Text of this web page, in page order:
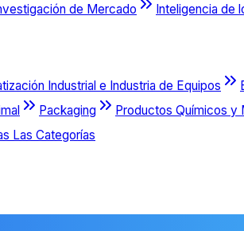
de Mercado Inteligencia de
Industrial e Industria de Equipos
Packaging Productos Químicos y
Las Categorías